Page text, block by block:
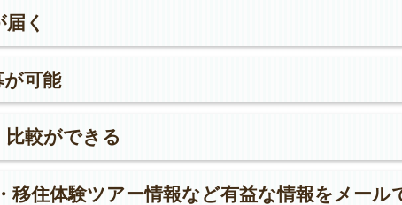
く
可能
較ができる
移住体験ツアー情報など有益な情報をメール